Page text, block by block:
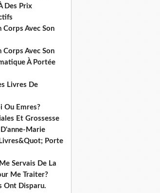
Des Prix
Avec Son
Avec Son
À Portée
Livres De
Ou Emres?
Et Grossesse
Marie
Porte
Servais De La
Me Traiter?
Ont Disparu.